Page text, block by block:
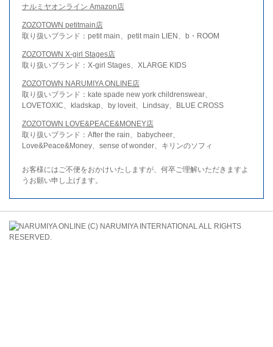
ナルミヤオンライン Amazon店
ZOZOTOWN petitmain店
取り扱いブランド：petit main、petit main LIEN、b・ROOM
ZOZOTOWN X-girl Stages店
取り扱いブランド：X-girl Stages、XLARGE KIDS
ZOZOTOWN NARUMIYA ONLINE店
取り扱いブランド：kate spade new york childrenswear、
LOVETOXIC、kladskap、by loveit、Lindsay、BLUE CROSS
ZOZOTOWN LOVE&PEACE&MONEY店
取り扱いブランド：After the rain、babycheer、
Love&Peace&Money、sense of wonder、キリンのソフィ
お客様にはご不便をおかけいたしますが、何卒ご理解いただきますよ
うお願い申し上げます。